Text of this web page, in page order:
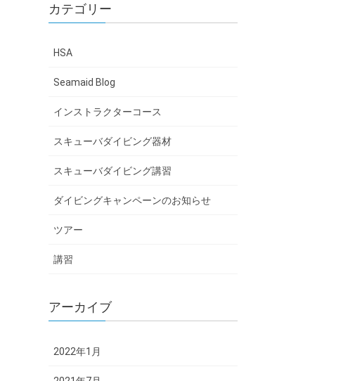
カテゴリー
HSA
Seamaid Blog
インストラクターコース
スキューバダイビング器材
スキューバダイビング講習
ダイビングキャンペーンのお知らせ
ツアー
講習
アーカイブ
2022年1月